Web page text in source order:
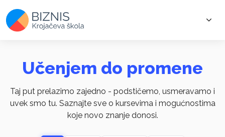
Učenjem do promene
Taj put prelazimo zajedno - podstičemo, usmeravamo i
uvek smo tu. Saznajte sve o kursevima i mogućnostima
koje novo znanje donosi.